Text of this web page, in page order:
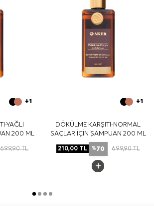
+1
YAĞLI
200 ML
699,90TL
+1
DÖKÜLME KARŞITI-NORMAL
SAÇLAR İÇİN ŞAMPUAN 200 ML
210,00TL %70 699,90TL